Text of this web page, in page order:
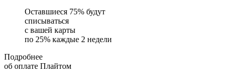
Оставшиеся 75% будут
списываться
с вашей карты
по 25% каждые 2 недели
Подробнее
об оплате Плайтом